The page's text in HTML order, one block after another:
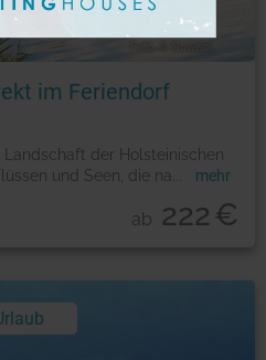
im Feriendorf
der Holsteinischen
und Seen, die na
mehr
ab 222 €